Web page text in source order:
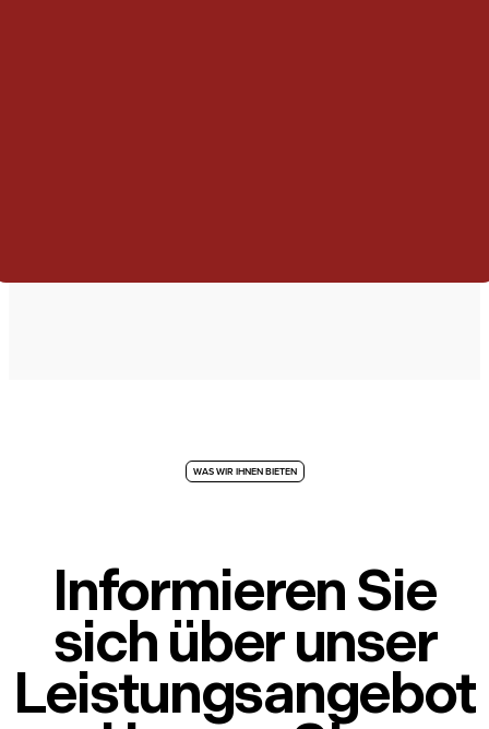
WAS WIR IHNEN BIETEN
Informieren Sie
sich über unser
Leistungsangebot